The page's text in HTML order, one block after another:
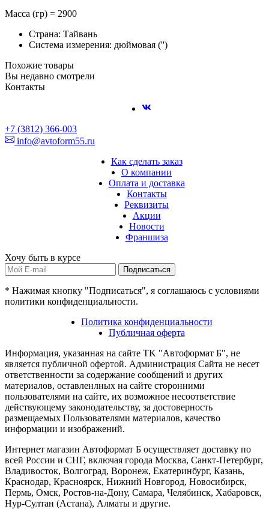
Масса (гр) = 2900
Страна: Тайвань
Система измерения: дюймовая ('')
Похожие товары
Вы недавно смотрели
Контакты
+7 (3812) 366-003
info@avtoform55.ru
Как сделать заказ
О компании
Оплата и доставка
Контакты
Реквизиты
Акции
Новости
Франшиза
Хочу быть в курсе
Подписаться
* Нажимая кнопку "Подписаться", я соглашаюсь с условиями
политики конфиденциальности.
Политика конфиденциальности
Публичная оферта
Информация, указанная на сайте TK "Автоформат Б", не
является публичной офертой. Администрация Сайта не несет
ответственности за содержание сообщений и других
материалов, оставленлных на сайте сторонними
пользователями на сайте, их возможное несоответствие
действующему законодательству, за достоверность
размещаемых Пользователями материалов, качество
информации и изображений.
Интернет магазин Автоформат Б осуществляет доставку по
всей России и СНГ, включая города Москва, Санкт-Петербург,
Владивосток, Волгоград, Воронеж, Екатеринбург, Казань,
Краснодар, Красноярск, Нижний Новгород, Новосибирск,
Пермь, Омск, Ростов-на-Дону, Самара, Челябинск, Хабаровск,
Нур-Султан (Астана), Алматы и другие.